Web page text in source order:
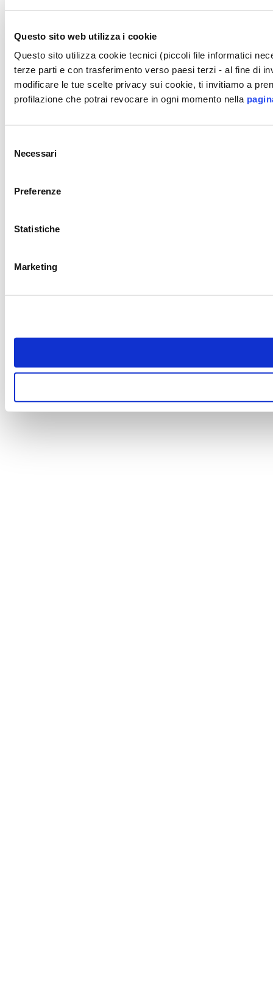
Questo sito web utilizza i cookie
Questo sito utilizza cookie tecnici (piccoli file informatici
terze parti e con trasferimento verso paesi terzi - al fine di
modificare le tue scelte privacy sui cookie, ti invitiamo a
profilazione che potrai revocare in ogni momento nella
delNecessari
Preferenze
Statistiche
Marketing